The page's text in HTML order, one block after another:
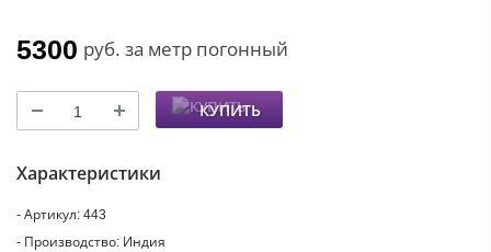
5300 руб. за метр погонный
КУПИТЬ
Характеристики
- Артикул: 443
- Производство: Индия